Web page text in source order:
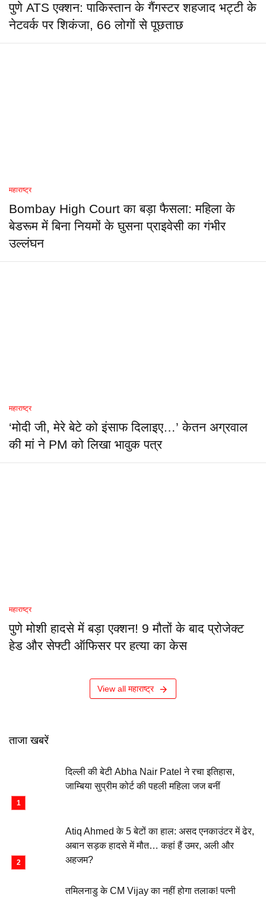
पुणे ATS एक्शन: पाकिस्तान के गैंगस्टर शहजाद भट्टी के
नेटवर्क पर शिकंजा, 66 लोगों से पूछताछ
महाराष्ट्र
Bombay High Court का बड़ा फैसला: महिला के
बेडरूम में बिना नियमों के घुसना प्राइवेसी का गंभीर
उल्लंघन
महाराष्ट्र
‘मोदी जी, मेरे बेटे को इंसाफ दिलाइए…’ केतन अग्रवाल
की मां ने PM को लिखा भावुक पत्र
महाराष्ट्र
पुणे मोशी हादसे में बड़ा एक्शन! 9 मौतों के बाद प्रोजेक्ट
हेड और सेफ्टी ऑफिसर पर हत्या का केस
View all महाराष्ट्र
ताजा खबरें
दिल्ली की बेटी Abha Nair Patel ने रचा इतिहास,
जाम्बिया सुप्रीम कोर्ट की पहली महिला जज बनीं
Atiq Ahmed के 5 बेटों का हाल: असद एनकाउंटर में ढेर,
अबान सड़क हादसे में मौत… कहां हैं उमर, अली और
अहजम?
तमिलनाडु के CM Vijay का नहीं होगा तलाक! पत्नी